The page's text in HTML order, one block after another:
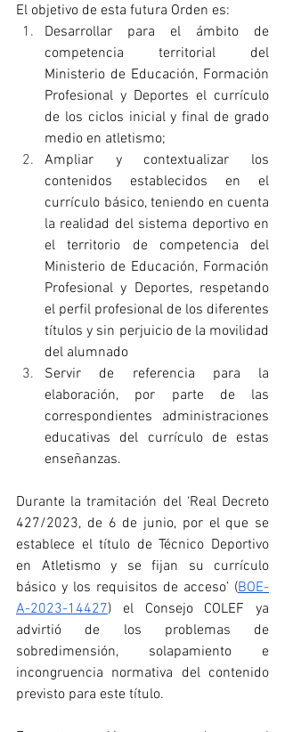
El objetivo de esta futura Orden es:
Desarrollar para el ámbito de
competencia territorial del
Ministerio de Educación, Formación
Profesional y Deportes el currículo
de los ciclos inicial y final de grado
medio en atletismo;
Ampliar y contextualizar los
contenidos establecidos en el
currículo básico, teniendo en cuenta
la realidad del sistema deportivo en
el territorio de competencia del
Ministerio de Educación, Formación
Profesional y Deportes, respetando
el perfil profesional de los diferentes
títulos y sin perjuicio de la movilidad
del alumnado
Servir de referencia para la
elaboración, por parte de las
correspondientes administraciones
educativas del currículo de estas
enseñanzas.
Durante la tramitación del ‘Real Decreto
427/2023, de 6 de junio, por el que se
establece el título de Técnico Deportivo
en Atletismo y se fijan su currículo
básico y los requisitos de acceso’ (BOE-
A-2023-14427) el Consejo COLEF ya
advirtió de los problemas de
sobredimensión, solapamiento e
incongruencia normativa del contenido
previsto para este título.